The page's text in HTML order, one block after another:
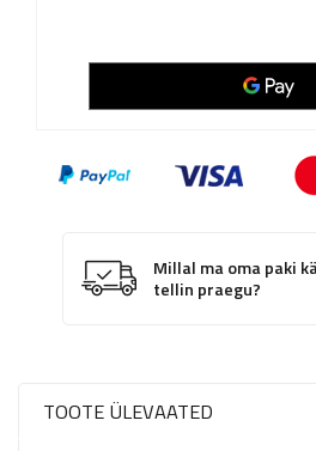
Millal ma oma paki
tellin praegu?
TOOTE ÜLEVAATED